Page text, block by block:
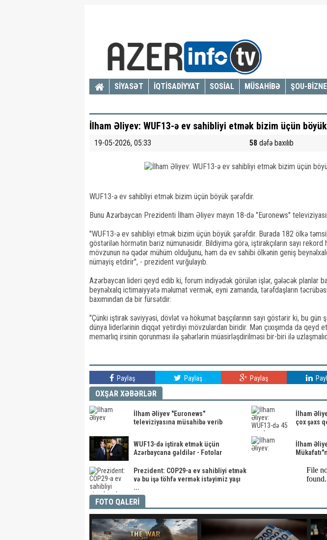
SİYASƏT İQTİSADİYYAT SOSİAL MÜSAHİBƏ ŞOU-
İlham Əliyev: WUF13-ə ev sahibliyi etmək bizim üçün
19-05-2026, 05:33 58 dəfə baxılıb
WUF13-ə ev sahibliyi etmək bizim üçün böyük şərəfdir.
Bunu Azərbaycan Prezidenti İlham Əliyev mayın 18-də "Euronews"
"WUF13-ə ev sahibliyi etmək bizim üçün böyük şərəfdir. Burada 182 ölkə
göstərilən hörmətin bariz nümunəsidir. Bildiyimə görə, iştirakçıların sayı rekord
mövzunun nə qədər mühüm olduğunu, həm də ev sahibi ölkənin geniş
nümayiş etdirir", - prezident vurğulayıb.
Azərbaycan lideri qeyd edib ki, forum indiyədək görülən işlər, gələcək planlar
beynəlxalq ictimaiyyətə məlumat vermək, eyni zamanda, tərəfdaşların
baxımından da bir fürsətdir:
"Çünki iştirak səviyyəsi, dövlət və hökumət başçılarının sayı göstərir ki, bu
dünya liderlərinin diqqət yetirdiyi mövzulardan biridir. Mən çıxışımda da qeyd
memarlıq irsinin qorunması ilə şəhərlərin müasirləşdirilməsi bir-biri ilə
Paylaş Paylaş Paylaş
OXŞAR XƏBƏRLƏR
İlham Əliyev "Euronews"
televiziyasına müsahibə verib
İlham
çox şəxs
WUF13-də iştirak etmək üçün
Azərbaycana gəldilər - Fotolar
İlham
Prezident: COP29-a ev sahibliyi etmək
və bu işə töhfə vermək istəyimiz yaşı
...
FOTO QALERİ